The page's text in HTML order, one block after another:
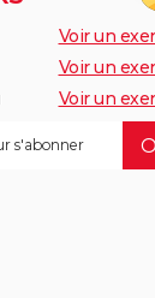
Voir un
Voir un
Voir un